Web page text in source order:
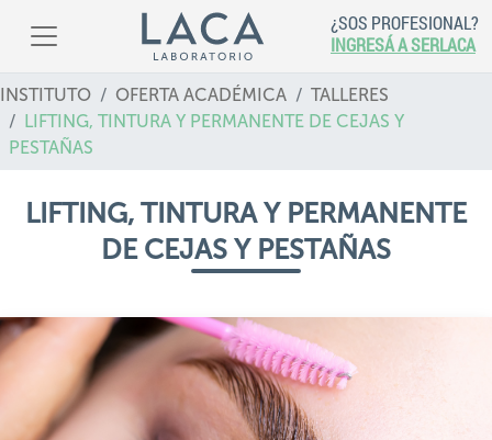
¿SOS PROFESIONAL?
INGRESÁ A SERLACA
INSTITUTO OFERTA ACADÉMICA
TALLERES
LIFTING, TINTURA Y PERMANENTE DE CEJAS Y
PESTAÑAS
LIFTING, TINTURA Y PERMANENTE
DE CEJAS Y PESTAÑAS